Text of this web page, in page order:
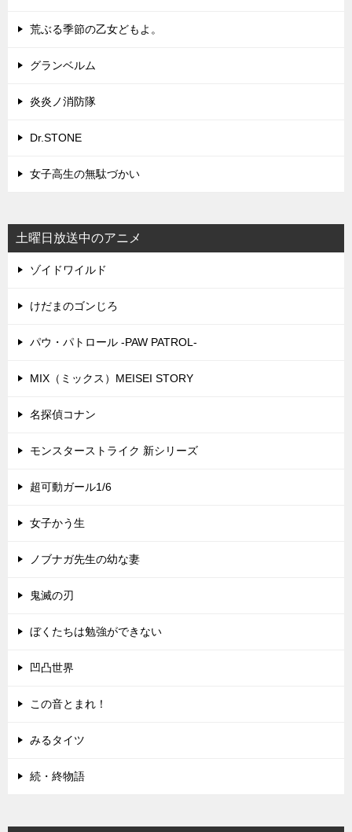
荒ぶる季節の乙女どもよ。
グランベルム
炎炎ノ消防隊
Dr.STONE
女子高生の無駄づかい
土曜日放送中のアニメ
ゾイドワイルド
けだまのゴンじろ
パウ・パトロール -PAW PATROL-
MIX（ミックス）MEISEI STORY
名探偵コナン
モンスターストライク 新シリーズ
超可動ガール1/6
女子かう生
ノブナガ先生の幼な妻
鬼滅の刃
ぼくたちは勉強ができない
凹凸世界
この音とまれ！
みるタイツ
続・終物語